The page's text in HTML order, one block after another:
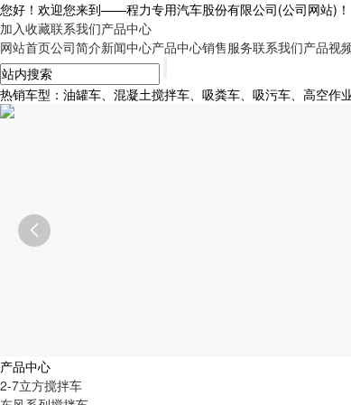
您好！欢迎您来到——程力专用汽车股份有限公司(公司网站)！
加入收藏联系我们产品中心
网站首页公司简介新闻中心产品中心销售服务联系我们产品视
热销车型：油罐车、混凝土搅拌车、吸粪车、吸污车、高空

产品中心
2-7立方搅拌车